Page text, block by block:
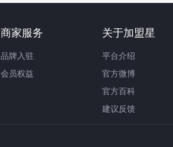
商家服务
品牌入驻
会员权益
关于加盟星
平台介绍
官方微博
官方百科
建议反馈